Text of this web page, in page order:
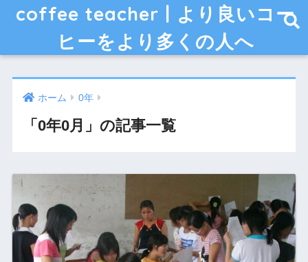
coffee teacher | より良いコー
ヒーをより多くの人へ
ホーム 0年
「0年0月」の記事一覧